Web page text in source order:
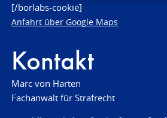
[/borlabs-cookie]
Anfahrt über Google Maps
Kontakt
Marc von Harten
Fachanwalt für Strafrecht